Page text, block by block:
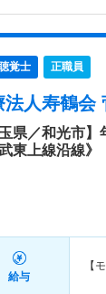
覚士 正職員
法人寿鶴会
玉県／和光市
東上線沿線》
給与
【